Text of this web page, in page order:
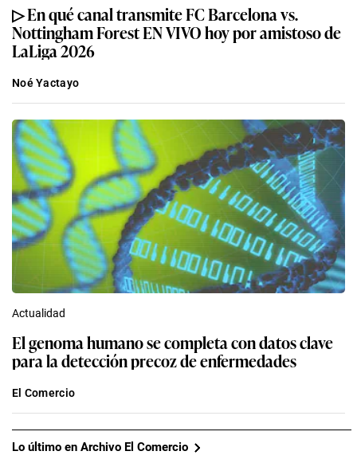
▷ En qué canal transmite FC Barcelona vs.
Nottingham Forest EN VIVO hoy por amistoso de
LaLiga 2026
Noé Yactayo
Actualidad
El genoma humano se completa con datos clave
para la detección precoz de enfermedades
El Comercio
Lo último en Archivo El Comercio